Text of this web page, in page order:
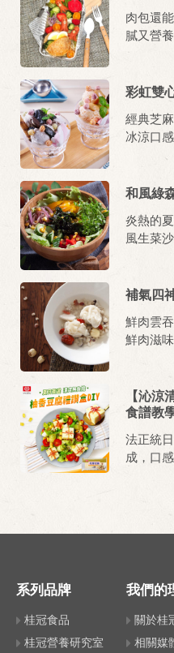
肉包還
膩又營養
彩虹雙
經典芝
冰涼口
和風綠
炎熱的
風生菜
攝取過
補氣四
鮮肉雲
鮮肉滋
【沁
食譜教
法正統
成，口
膜，淋
的日系
菜、再
《夏日
系列品牌
桂冠食品
桂冠營養研究室
我們的
關於桂
相關媒